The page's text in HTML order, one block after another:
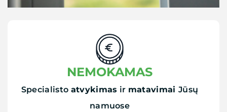
NEMOKAMAS
Specialisto atvykimas ir matavimai Jūsų
namuose